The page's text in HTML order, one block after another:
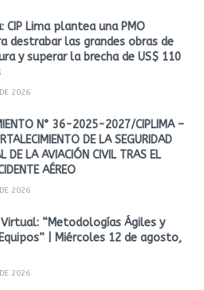
CIP Lima plantea una PMO
destrabar las grandes obras de
y superar la brecha de US$ 110
2026
N° 36-2025-2027/CIPLIMA –
DE LA SEGURIDAD
DE LA AVIACIÓN CIVIL TRAS EL
AÉREO
2026
“Metodologías Ágiles y
| Miércoles 12 de agosto,
2026